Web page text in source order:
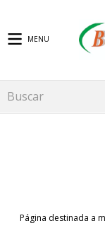
MENU
Página destinada a